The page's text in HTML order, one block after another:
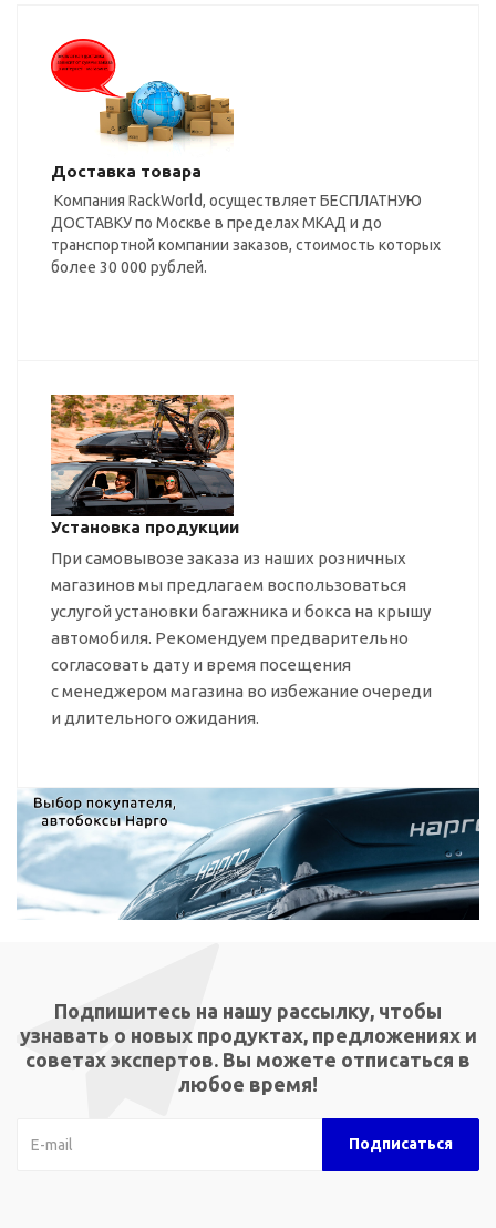
Доставка товара
Компания RackWorld, осуществляет БЕСПЛАТНУЮ
ДОСТАВКУ по Москве в пределах МКАД и до
транспортной компании заказов, стоимость которых
более 30 000 рублей.
Установка продукции
При самовывозе заказа из наших розничных
магазинов мы предлагаем воспользоваться
услугой установки багажника и бокса на крышу
автомобиля. Рекомендуем предварительно
согласовать дату и время посещения
с менеджером магазина во избежание очереди
и длительного ожидания.
Подпишитесь на нашу рассылку, чтобы
узнавать о новых продуктах, предложениях и
советах экспертов. Вы можете отписаться в
любое время!